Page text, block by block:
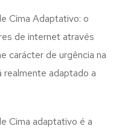
Cima Adaptativo: o
de internet através
carácter de urgência na
adaptado a
Cima adaptativo é a